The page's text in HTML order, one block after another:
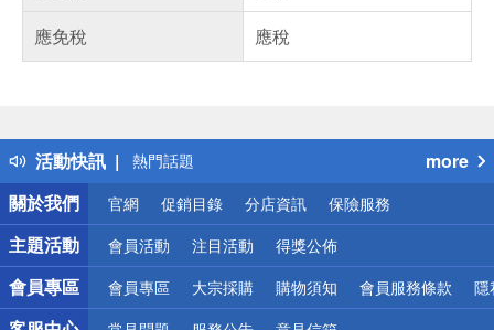
應免稅
應稅
活動快訊
得獎公告
熱門話題
銀行優惠
偏遠地區配送
詐騙網頁！請小心！
more
關於我們
官網 促銷目錄 分店資訊 保險服務
主題活動 會員活動 注目活動 得獎公佈
會員專區 會員專區 大宗採購 購物須知 會員服務條款 隱